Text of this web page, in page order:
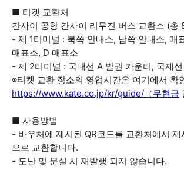
■ 티켓 교환처
간사이 공항 간사이 리무진 버스 교환소 (총
- 제 1터미널 : 북쪽 안내소, 남쪽 안내소, 매
매표소, D 매표소
- 제 2터미널 : 국내선 A 발권 카운터, 국제
※티켓 교환 장소의 영업시간은 여기에서 확
https://www.kate.co.jp/kr/guide/（무현금
■ 사용방법
- 바우처에 제시된 QR코드를 교환처에서 제
으로 교환합니다.
- 도난 및 분실 시 재발행 되지 않습니다.